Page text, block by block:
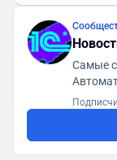
Самые
каждой